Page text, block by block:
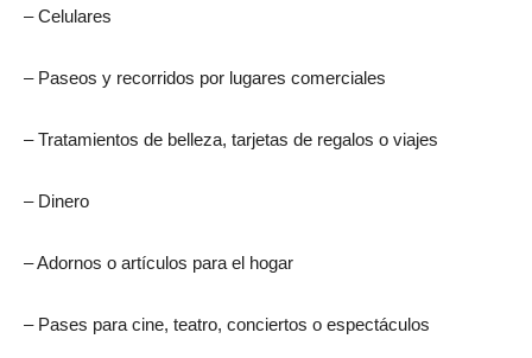
– Celulares
– Paseos y recorridos por lugares comerciales
– Tratamientos de belleza, tarjetas de regalos o viajes
– Dinero
– Adornos o artículos para el hogar
– Pases para cine, teatro, conciertos o espectáculos